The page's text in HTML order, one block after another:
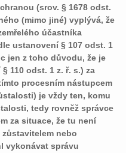
(srov. § 1678 odst.
(mimo jiné) vyplývá, že
účastníka
ustanovení § 107 odst. 1
jen z toho důvodu, že je
110 odst. 1 z. ř. s.) za
procesním nástupcem
je vždy ten, komu
tedy rovněž správce
za situace, že tu není
nebo
vykonávat správu